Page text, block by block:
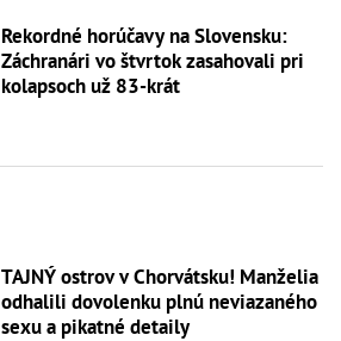
Rekordné horúčavy na Slovensku:
Záchranári vo štvrtok zasahovali pri
kolapsoch už 83-krát
TAJNÝ ostrov v Chorvátsku! Manželia
odhalili dovolenku plnú neviazaného
sexu a pikatné detaily